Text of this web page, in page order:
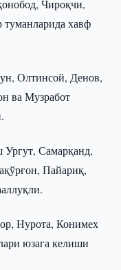
Чироқчи,
хавф
Олтинсой, Денов,
ва Музработ
Ургут, Самарқанд,
Пайариқ,
Нурота, Конимех
юзага келиши